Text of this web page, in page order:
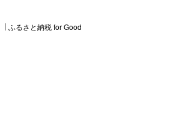
ふるさと納税 for Good